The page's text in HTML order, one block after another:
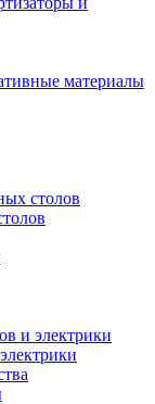
материалы